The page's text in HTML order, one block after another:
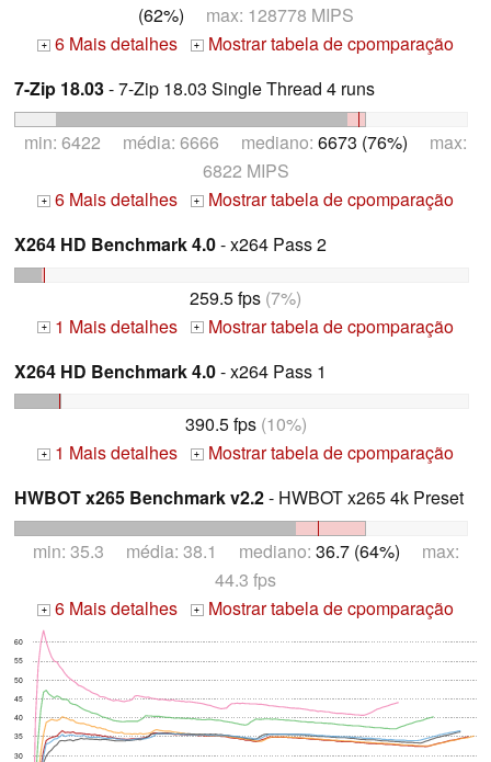
(62%) max: 128778 MIPS
+ 6 Mais detalhes + Mostrar tabela de cpomparação
7-Zip 18.03- 7-Zip 18.03 Single Thread 4 runs
min: 6422 média: 6666 mediano: 6673 (76%) max:
6822 MIPS
+ 6 Mais detalhes + Mostrar tabela de cpomparação
X264 HD Benchmark 4.0- x264 Pass 2
259.5 fps (7%)
+ 1 Mais detalhes + Mostrar tabela de cpomparação
X264 HD Benchmark 4.0- x264 Pass 1
390.5 fps(10%)
+ 1 Mais detalhes + Mostrar tabela de cpomparação
HWBOT x265 Benchmark v2.2- HWBOT x265 4k Preset
min: 35.3 média: 38.1 mediano: 36.7 (64%) max:
44.3 fps
+ 6 Mais detalhes + Mostrar tabela de cpomparação
30
35
40
45
50
55
60